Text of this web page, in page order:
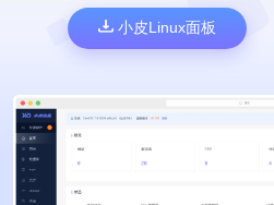
小皮Linux面板